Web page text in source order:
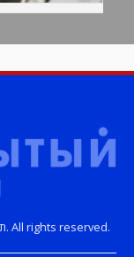
Copyright © Открытый телеканал. תנועת הערבות. All rights reserved.